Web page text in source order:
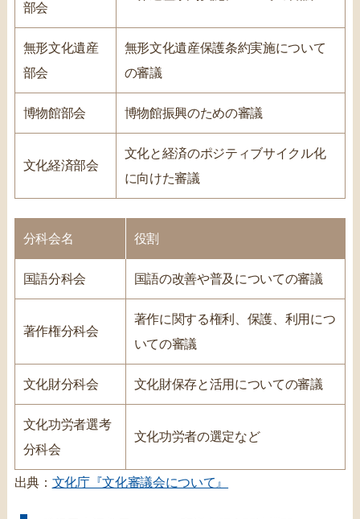
部会
無形文化遺産
部会
無形文化遺産保護条約実施について
の審議
博物館部会 博物館振興のための審議
文化経済部会
文化と経済のポジティブサイクル化
に向けた審議
分科会名 役割
国語分科会 国語の改善や普及についての審議
著作権分科会
著作に関する権利、保護、利用につ
いての審議
文化財分科会 文化財保存と活用についての審議
文化功労者選考
分科会
文化功労者の選定など
出典： 文化庁『文化審議会について』